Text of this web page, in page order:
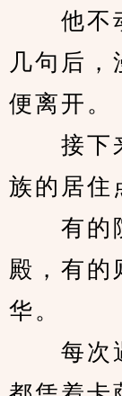
他不动
几句后，
便离开。
接下来
族的居住
有的院
殿，有的
华。
每次遇